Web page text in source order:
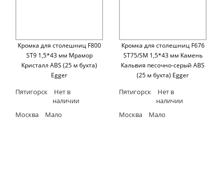
Кромка для столешниц F800
ST9 1,5*43 мм Мрамор
Кристалл ABS (25 м бухта)
Egger
Пятигорск
Нет в
наличии
Москва
Мало
Кромка для столешниц F676
ST75/SM 1,5*43 мм Камень
Кальвия песочно-серый ABS
(25 м бухта) Egger
Пятигорск
Нет в
наличии
Москва
Мало